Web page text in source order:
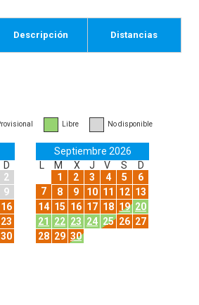
Descripción Distancias
Libre No disponible
D
2
9
16
23
30
Septiembre 2026
L
M X J V S
D
1
2 3 4 5
6
7
8 9 10 11 12 13
14 15 16 17 18 19 20
21
22 23 24 25 26 27
28 29 30